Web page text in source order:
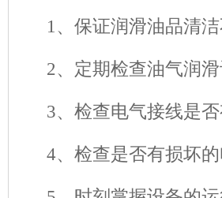
1、保证润滑油品清洁
2、定期检查油气润
3、检查电气接线是
4、检查是否有损坏